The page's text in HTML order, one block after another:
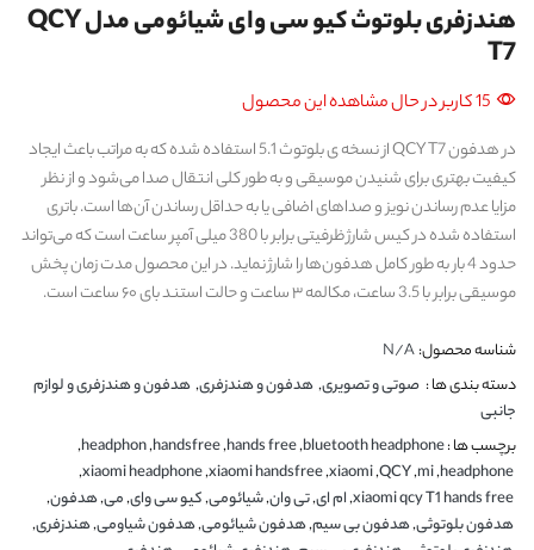
هندزفری بلوتوث کیو سی وای شیائومی مدل QCY
T7
15 کاربر در حال مشاهده این محصول
در هدفون QCY T7 از نسخه ی بلوتوث 5.1 استفاده شده که به مراتب باعث ایجاد
کیفیت بهتری برای شنیدن موسیقی و به طور کلی انتقال صدا می‌شود و از نظر
مزایا عدم رساندن نویز و صداهای اضافی یا به حداقل رساندن آن‌ها است. باتری
استفاده شده در کیس شارژ ظرفیتی برابر با 380 میلی آمپر ساعت است که می‌تواند
حدود 4 بار به طور کامل هدفون‌ها را شارژ نماید. در این محصول مدت زمان پخش
موسیقی برابر با 3.5 ساعت، مکالمه ۳ ساعت و حالت استند بای ۶۰ ساعت است.
شناسه محصول:N/A
دسته بندی ها : صوتی و تصویری,هدفون و هندزفری,هدفون و هندزفری و لوازم
جانبی
برچسب ها :bluetooth headphone
,
hands free
,
handsfree
,
headphon
,
headphone
,
mi
,
QCY
,
xiaomi
,
xiaomi handsfree
,
xiaomi headphone
,
xiaomi qcy T1 hands free
,ام ای,تی وان,شیائومی,کیو سی وای,می,هدفون,
هدفون بلوتوثی,هدفون بی سیم,هدفون شیائومی,هدفون شیاومی,هندزفری,